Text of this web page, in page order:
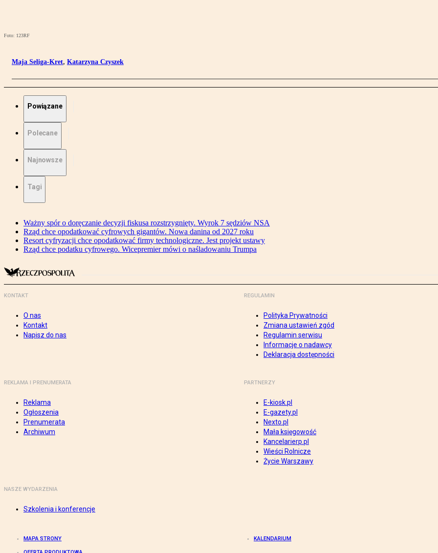
Foto: 123RF
Maja Seliga-Kret, Katarzyna Czyszek
Powiązane
Polecane
Najnowsze
Tagi
Ważny spór o doręczanie decyzji fiskusa rozstrzygnięty. Wyrok 7 sędziów NSA
Rząd chce opodatkować cyfrowych gigantów. Nowa danina od 2027 roku
Resort cyfryzacji chce opodatkować firmy technologiczne. Jest projekt ustawy
Rząd chce podatku cyfrowego. Wicepremier mówi o naśladowaniu Trumpa
KONTAKT
O nas
Kontakt
Napisz do nas
REGULAMIN
Polityka Prywatności
Zmiana ustawień zgód
Regulamin serwisu
Informacje o nadawcy
Deklaracja dostępności
REKLAMA I PRENUMERATA
Reklama
Ogłoszenia
Prenumerata
Archiwum
PARTNERZY
E-kiosk.pl
E-gazety.pl
Nexto.pl
Mała księgowość
Kancelarierp.pl
Wieści Rolnicze
Życie Warszawy
NASZE WYDARZENIA
Szkolenia i konferencje
MAPA STRONY KALENDARIUM